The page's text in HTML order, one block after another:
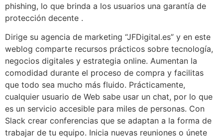
phishing, lo que brinda a los usuarios una garantía de
protección decente .
Dirige su agencia de marketing “JFDigital.es” y en este
weblog comparte recursos prácticos sobre tecnología,
negocios digitales y estrategia online. Aumentan la
comodidad durante el proceso de compra y facilitas
que todo sea mucho más fluido. Prácticamente,
cualquier usuario de Web sabe usar un chat, por lo que
es un servicio accesible para miles de personas. Con
Slack crear conferencias que se adaptan a la forma de
trabajar de tu equipo. Inicia nuevas reuniones o únete